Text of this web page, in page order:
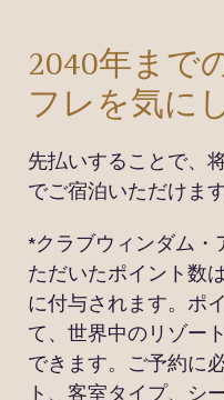
2040年まで
フレを気に
先払いすることで、
でご宿泊いただけます
*クラブウィンダム・
ただいたポイント数
に付与されます。ポ
て、世界中のリゾー
できます。ご予約に
ト、客室タイプ、シ